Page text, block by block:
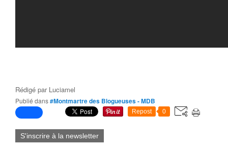
Rédigé par Luciamel
Publié dans#Montmartre des Blogueuses - MDB
Repost 0
S'inscrire à la newsletter